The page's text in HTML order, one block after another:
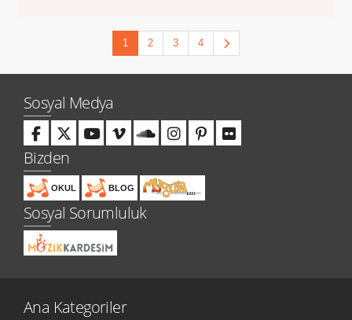
1 2 3 4
Sosyal Medya
Bizden
OKUL BLOG
Sosyal Sorumluluk
Ana Kategoriler